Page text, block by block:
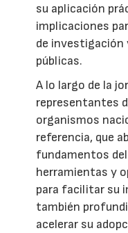
su aplicación
implicaciones
de investigación
públicas.
A lo largo de la
representantes
organismos
referencia, que
fundamentos
herramientas y
para facilitar su
también
acelerar su